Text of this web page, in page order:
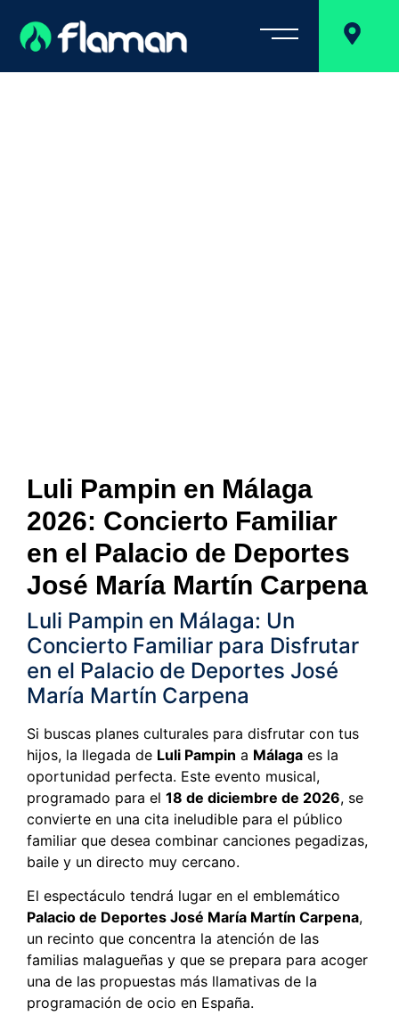
Luli Pampin en Málaga
2026: Concierto Familiar
en el Palacio de Deportes
José María Martín Carpena
Luli Pampin en Málaga: Un
Concierto Familiar para Disfrutar
en el Palacio de Deportes José
María Martín Carpena
Si buscas planes culturales para disfrutar con tus
hijos, la llegada de Luli Pampin a Málaga es la
oportunidad perfecta. Este evento musical,
programado para el 18 de diciembre de 2026, se
convierte en una cita ineludible para el público
familiar que desea combinar canciones pegadizas,
baile y un directo muy cercano.
El espectáculo tendrá lugar en el emblemático
Palacio de Deportes José María Martín Carpena,
un recinto que concentra la atención de las
familias malagueñas y que se prepara para acoger
una de las propuestas más llamativas de la
programación de ocio en España.